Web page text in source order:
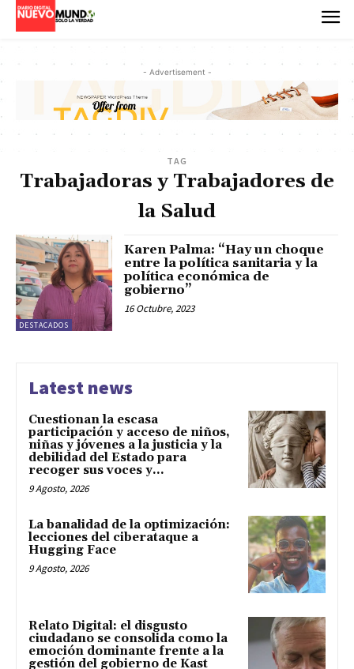
- Advertisement -
TAG
Trabajadoras y Trabajadores de
la Salud
DESTACADOS
Karen Palma: “Hay un choque
entre la política sanitaria y la
política económica de
gobierno”
16 Octubre, 2023
Latest news
Cuestionan la escasa
participación y acceso de niños,
niñas y jóvenes a la justicia y la
debilidad del Estado para
recoger sus voces y...
9 Agosto, 2026
La banalidad de la optimización:
lecciones del ciberataque a
Hugging Face
9 Agosto, 2026
Relato Digital: el disgusto
ciudadano se consolida como la
emoción dominante frente a la
gestión del gobierno de Kast